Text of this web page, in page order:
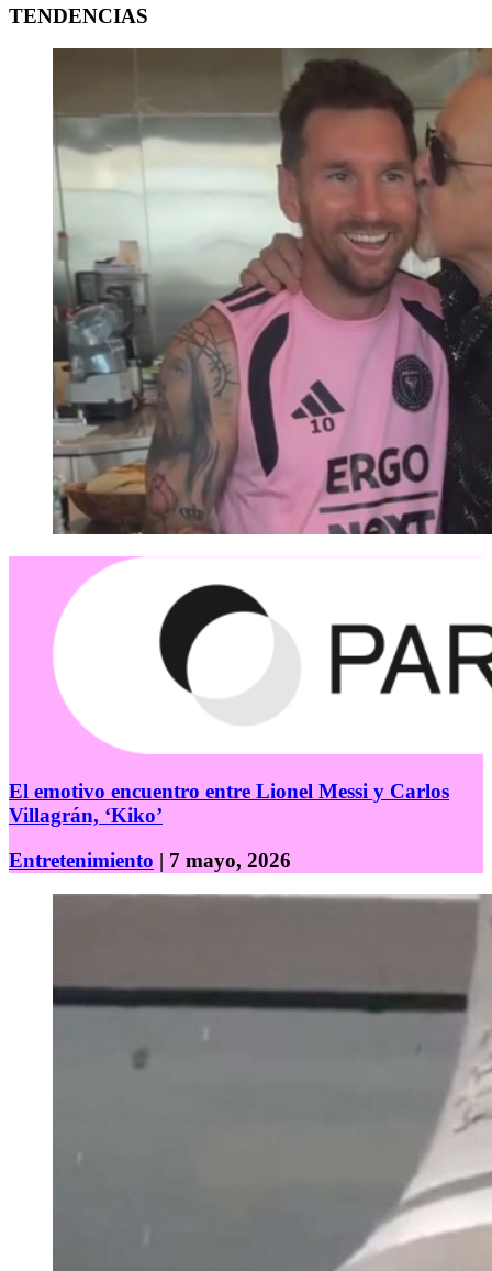
TENDENCIAS
El emotivo encuentro entre Lionel Messi y Carlos
Villagrán, ‘Kiko’
Entretenimiento | 7 mayo, 2026